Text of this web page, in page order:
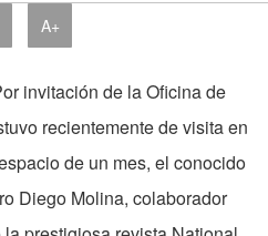
A+
invitación de la Oficina de
recientemente de visita en
de un mes, el conocido
Diego Molina, colaborador